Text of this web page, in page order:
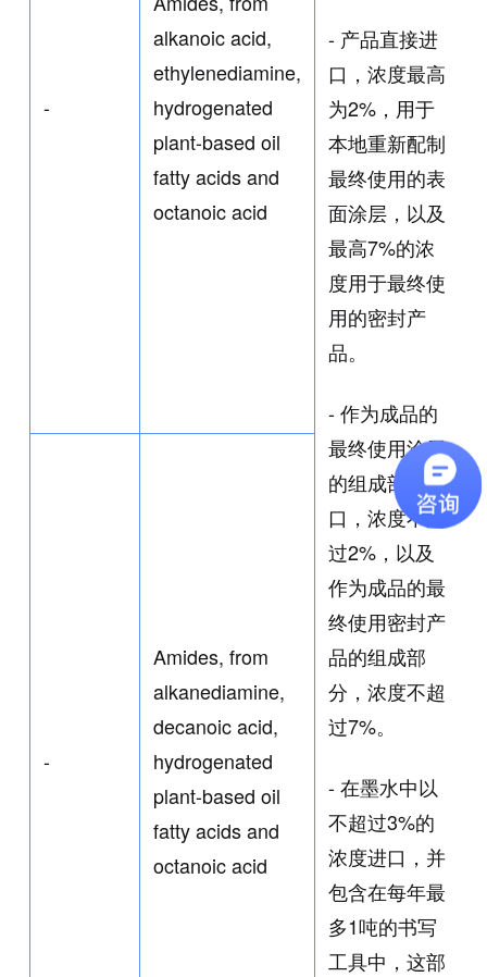
-
alkanoic acid,
ethylenediamine,
hydrogenated
plant-based oil
fatty acids and
octanoic acid
- 产品直接进
口，浓度最高
为2%，用于
本地重新配制
最终使用的表
面涂层，以及
最高7%的浓
度用于最终使
用的密封产
品。
- 作为成品的
最终使用涂层
的组成部分进
口，浓度不超
过2%，以及
作为成品的最
终使用密封产
品的组成部
分，浓度不超
过7%。
- 在墨水中以
不超过3%的
浓度进口，并
包含在每年最
多1吨的书写
工具中，这部
-
Amides, from
alkanediamine,
decanoic acid,
hydrogenated
plant-based oil
fatty acids and
octanoic acid